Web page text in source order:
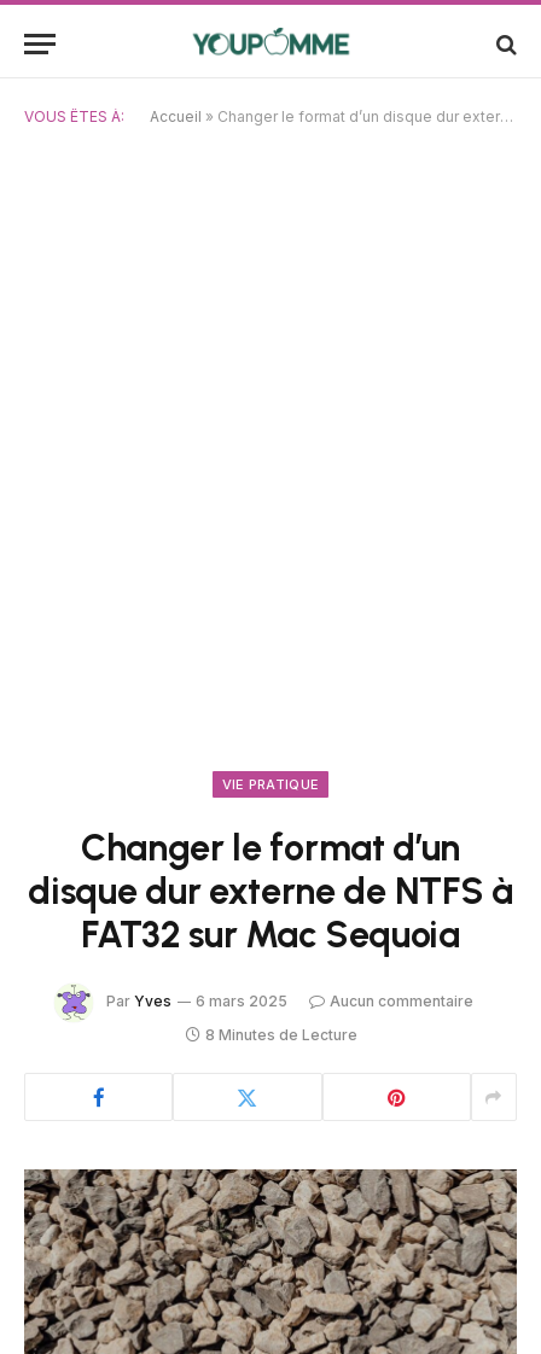
VOUS ÊTES À: Accueil » Changer le format d’un disque dur externe de NTFS à FAT32 sur Mac Sequoia
VIE PRATIQUE
Changer le format d’un
disque dur externe de NTFS à
FAT32 sur Mac Sequoia
Par Yves 6 mars 2025
Aucun commentaire
8 Minutes de Lecture